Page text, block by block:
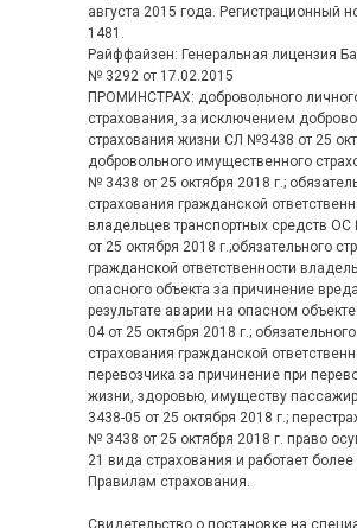
августа 2015 года. Регистрационный
1481.
Райффайзен: Генеральная лицензия
№ 3292 от 17.02.2015
ПРОМИНСТРАХ: добровольного
страхования, за исключением
страхования жизни СЛ №3438 от 25
добровольного имущественного
№ 3438 от 25 октября 2018 г.;
страхования гражданской
владельцев транспортных средств
от 25 октября 2018 г.;обязательного
гражданской ответственности
опасного объекта за причинение
результате аварии на опасном
04 от 25 октября 2018 г.; обязательного
страхования гражданской
перевозчика за причинение при
жизни, здоровью, имуществу
3438-05 от 25 октября 2018 г.;
№ 3438 от 25 октября 2018 г. право
21 вида страхования и работает
Правилам страхования.
Свидетельство о постановке на